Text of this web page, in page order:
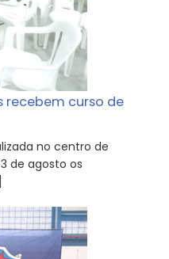
recebem curso de
no centro de
de agosto os